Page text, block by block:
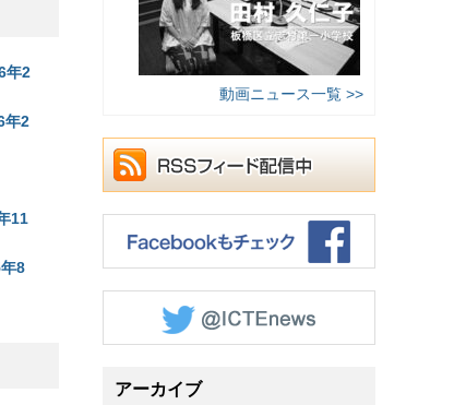
年2
年2
11
8
動画ニュース一覧 >>
アーカイブ